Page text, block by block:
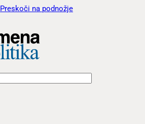
Preskoči na podnožje